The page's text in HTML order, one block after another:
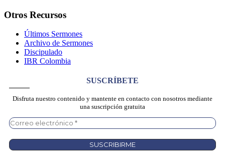
Otros Recursos
Últimos Sermones
Archivo de Sermones
Discipulado
IBR Colombia
SUSCRÍBETE
Disfruta nuestro contenido y mantente en contacto con nosotros mediante
una suscripción gratuita